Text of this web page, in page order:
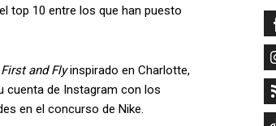
top 10 entre los que han puesto
First and Flyinspirado en Charlotte,
cuenta de Instagram con los
en el concurso de Nike.